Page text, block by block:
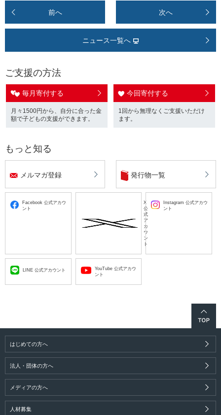
前へ 次へ
ニュース一覧へ
ご支援の方法
毎月寄付する
月々1500円から、自分に合った金
額で子どもの支援ができます。
今回寄付する
1回から無理なくご支援いただけ
ます。
もっと知る
メルマガ登録 発行物一覧
Facebook 公式アカウ
ント
X
公
式
ア
カ
ウ
ン
ト
Instagram 公式アカウ
ント
LINE 公式アカウント
YouTube 公式アカウ
ント
はじめての方へ
法人・団体の方へ
メディアの方へ
人材募集